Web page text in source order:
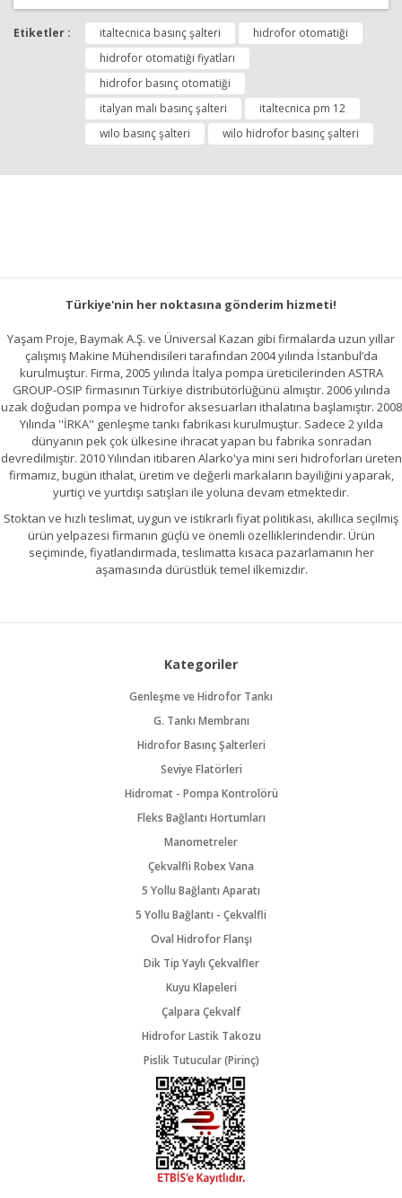
Bu ürüne ilk yorumu siz yapın!
Yorum Yap
Bu ürünün fiyat bilgisi, resim, ürün açıklamalarında ve
diğer konularda yetersiz gördüğünüz noktaları öneri
formunu kullanarak tarafımıza iletebilirsiniz.
Görüş ve önerileriniz için teşekkür ederiz.
Ürün resmi kalitesiz, bozuk veya görüntülenemiyor.
Ürün açıklamasında eksik bilgiler bulunuyor.
Ürün fiyatı diğer sitelerden daha pahalı.
Etiketler : italtecnica basınç şalteri
hidrofor otomatiği
hidrofor otomatiği fiyatları
hidrofor basınç otomatiği
italyan malı basınç şalteri
italtecnica pm 12
wilo basınç şalteri
wilo hidrofor basınç şalteri
Türkiye'nin her noktasına gönderim hizmeti!
Yaşam Proje, Baymak A.Ş. ve Üniversal Kazan gibi firmalarda uzun yıllar
çalışmış Makine Mühendisileri tarafından 2004 yılında İstanbul’da
kurulmuştur. Firma, 2005 yılında İtalya pompa üreticilerinden ASTRA
GROUP-OSIP firmasının Türkiye distribütörlüğünü almıştır. 2006 yılında
uzak doğudan pompa ve hidrofor aksesuarları ithalatına başlamıştır. 2008
Yılında ''İRKA'' genleşme tankı fabrikası kurulmuştur. Sadece 2 yılda
dünyanın pek çok ülkesine ihracat yapan bu fabrika sonradan
devredilmiştir. 2010 Yılından itibaren Alarko'ya mini seri hidroforları üreten
firmamız, bugün ithalat, üretim ve değerli markaların bayiliğini yaparak,
yurtiçi ve yurtdışı satışları ile yoluna devam etmektedir.
Stoktan ve hızlı teslimat, uygun ve istikrarlı fiyat politikası, akıllıca seçilmiş
ürün yelpazesi firmanın güçlü ve önemli özelliklerindendir. Ürün
seçiminde, fiyatlandırmada, teslimatta kısaca pazarlamanın her
aşamasında dürüstlük temel ilkemizdir.
Kategoriler
Genleşme ve Hidrofor Tankı
G. Tankı Membranı
Hidrofor Basınç Şalterleri
Seviye Flatörleri
Hidromat - Pompa Kontrolörü
Fleks Bağlantı Hortumları
Manometreler
Çekvalfli Robex Vana
5 Yollu Bağlantı Aparatı
5 Yollu Bağlantı - Çekvalfli
Oval Hidrofor Flanşı
Dik Tip Yaylı Çekvalfler
Kuyu Klapeleri
Çalpara Çekvalf
Hidrofor Lastik Takozu
Pislik Tutucular (Pirinç)